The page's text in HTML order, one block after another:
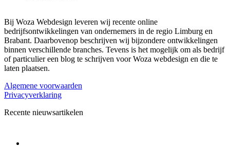
Bij Woza Webdesign leveren wij recente online
bedrijfsontwikkelingen van ondernemers in de regio Limburg en
Brabant. Daarbovenop beschrijven wij bijzondere ontwikkelingen
binnen verschillende branches. Tevens is het mogelijk om als bedrijf
of particulier een blog te schrijven voor Woza webdesign en die te
laten plaatsen.
Algemene voorwaarden
Privacyverklaring
Recente nieuwsartikelen